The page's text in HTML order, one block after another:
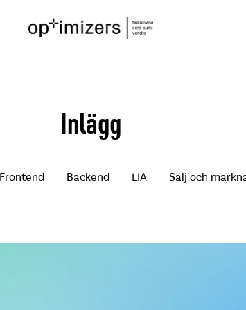
Inlägg
Frontend Backend LIA Sälj och